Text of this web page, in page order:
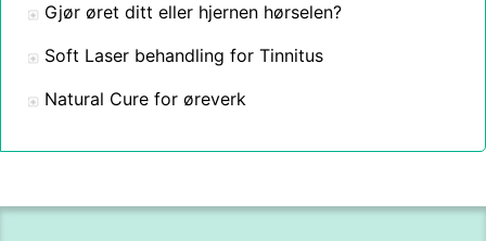
Gjør øret ditt eller hjernen hørselen?
Soft Laser behandling for Tinnitus
Natural Cure for øreverk